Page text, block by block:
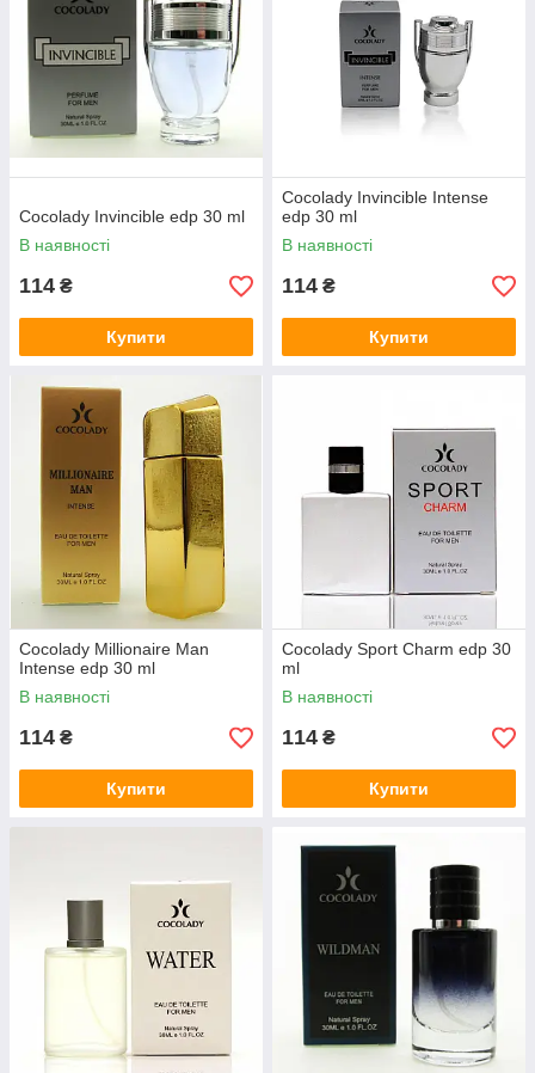
Cocolady Invincible edp 30 ml
В наявності
114 ₴
Купити
Cocolady Invincible Intense
edp 30 ml
В наявності
114 ₴
Купити
Cocolady Millionaire Man
Intense edp 30 ml
В наявності
114 ₴
Купити
Cocolady Sport Charm edp 30
ml
В наявності
114 ₴
Купити